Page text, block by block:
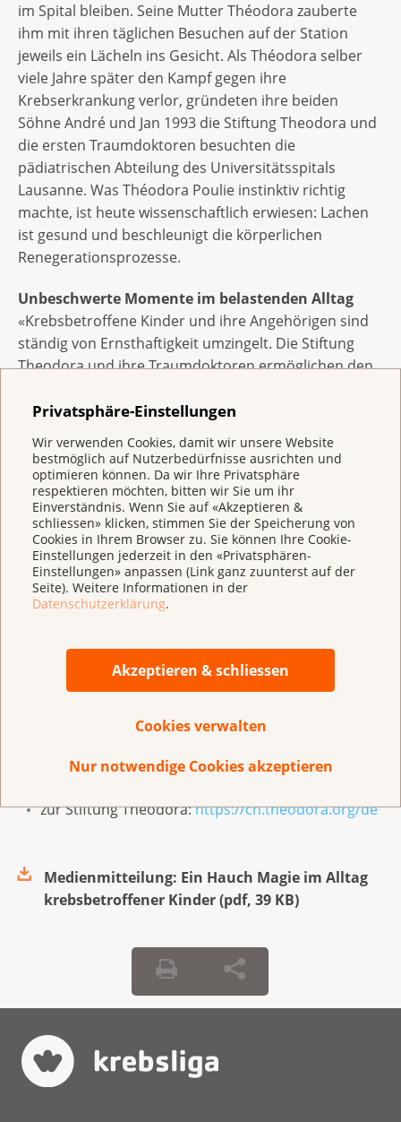
Privatsphäre-Einstellungen
Wir verwenden Cookies, damit wir unsere Website
bestmöglich auf Nutzerbedürfnisse ausrichten und
optimieren können. Da wir Ihre Privatsphäre
respektieren möchten, bitten wir Sie um ihr
Einverständnis. Wenn Sie auf «Akzeptieren &
schliessen» klicken, stimmen Sie der Speicherung von
Cookies in Ihrem Browser zu. Sie können Ihre Cookie-
Einstellungen jederzeit in den «Privatsphären-
Einstellungen» anpassen (Link ganz zuunterst auf der
Seite). Weitere Informationen in der
Datenschutzerklärung.
Akzeptieren & schliessen
Cookies verwalten
Nur notwendige Cookies akzeptieren
im Spital bleiben. Seine Mutter Théodora zauberte
ihm mit ihren täglichen Besuchen auf der Station
jeweils ein Lächeln ins Gesicht. Als Théodora selber
viele Jahre später den Kampf gegen ihre
Krebserkrankung verlor, gründeten ihre beiden
Söhne André und Jan 1993 die Stiftung Theodora und
die ersten Traumdoktoren besuchten die
pädiatrischen Abteilung des Universitätsspitals
Lausanne. Was Théodora Poulie instinktiv richtig
machte, ist heute wissenschaftlich erwiesen: Lachen
ist gesund und beschleunigt die körperlichen
Renegerationsprozesse.
Unbeschwerte Momente im belastenden Alltag
«Krebsbetroffene Kinder und ihre Angehörigen sind
ständig von Ernsthaftigkeit umzingelt. Die Stiftung
Theodora und ihre Traumdoktoren ermöglichen den
kräftezehrenden Alltag. Deshalb ist ihre Arbeit so
wichtig und wertvoll» betonte Mirjam Weber, Mitglied
der Geschäftsleitung der Krebsliga Schweiz, an der
Preisverleihung in Lonay. André Poulie nahm die
Auszeichnung persönlich mit den folgenden Worten
entgegen: «Dieser Preis berührt und ehrt uns sehr.
Seit 28 Jahren stehen die Traumdoktoren täglich
mutigen, mit einer Krebserkrankung konfrontierten
Kindern und Eltern zur Seite. Wir danken der
Krebsliga Schweiz von ganzem Herzen für diese
Momente des Lachens und kleine Fluchten aus dem
Alltag ermöglichen wird».
Weitere Informationen
www.krebsliga.ch/anerkennungspreis
zur Stiftung Theodora:https://ch.theodora.org/de
Medienmitteilung: Ein Hauch Magie im Alltag
krebsbetroffener Kinder(pdf, 39 KB)